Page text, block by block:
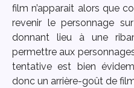
film n’apparait alors que
revenir le personnage
donnant lieu à une
permettre aux personnages
tentative est bien
donc un arrière-goût de